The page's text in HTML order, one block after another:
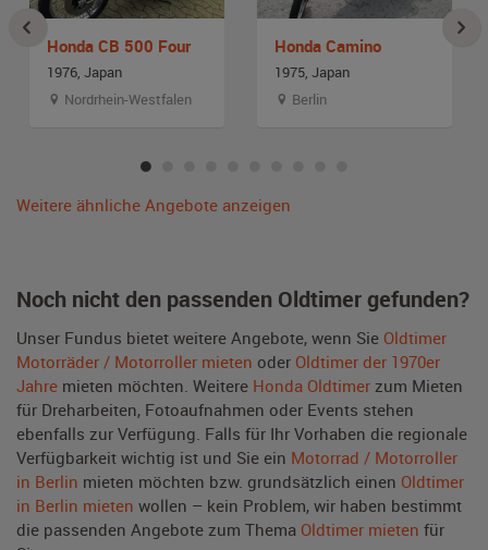
Honda CB 500 Four
1976, Japan
Nordrhein-Westfalen
Honda Camino
1975, Japan
Berlin
Weitere ähnliche Angebote anzeigen
Noch nicht den passenden Oldtimer gefunden?
Unser Fundus bietet weitere Angebote, wenn Sie Oldtimer
Motorräder / Motorroller mieten oder Oldtimer der 1970er
Jahre mieten möchten. Weitere Honda Oldtimer zum Mieten
für Dreharbeiten, Fotoaufnahmen oder Events stehen
ebenfalls zur Verfügung. Falls für Ihr Vorhaben die regionale
Verfügbarkeit wichtig ist und Sie ein Motorrad / Motorroller
in Berlin mieten möchten bzw. grundsätzlich einen Oldtimer
in Berlin mieten wollen – kein Problem, wir haben bestimmt
die passenden Angebote zum Thema Oldtimer mieten für